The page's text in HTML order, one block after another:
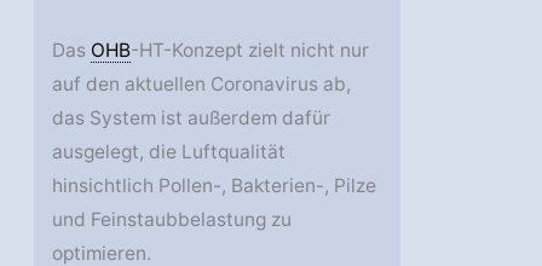
Das OHB-HT-Konzept zielt nicht nur
auf den aktuellen Coronavirus ab,
das System ist außerdem dafür
ausgelegt, die Luftqualität
hinsichtlich Pollen-, Bakterien-, Pilze
und Feinstaubbelastung zu
optimieren.